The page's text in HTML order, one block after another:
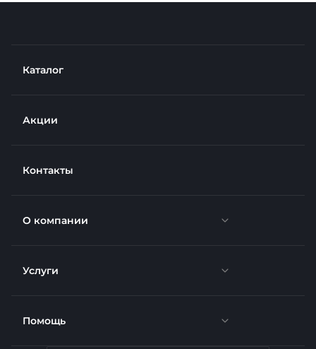
Каталог
Акции
Контакты
О компании
Новости
Отзывы
Услуги
Доставка
Помощь